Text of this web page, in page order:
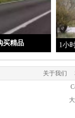
买精品 1小
关于我们